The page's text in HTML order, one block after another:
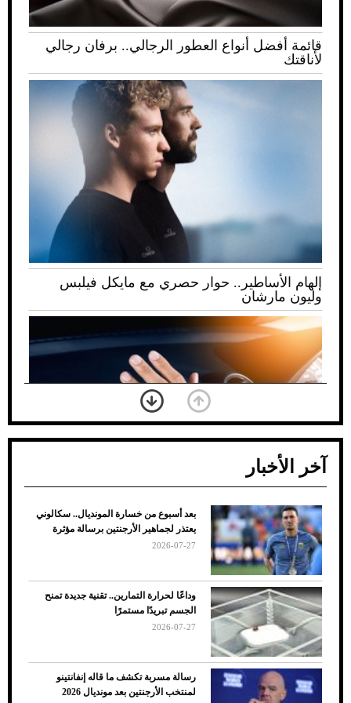
قائمة أفضل أنواع العطور الرجالي.. برفان رجالي
لأناقتك
إلهام الأساطير.. حوار حصري مع مايكل فيلبس
وليون مارشان
ضعف تبريد مكيف السيارة عند الوقوف.. أشهر
الأسباب والحلول
آخر الأخبار
بعد أسبوع من خسارة المونديال.. سكالوني
يعتذر لجماهير الأرجنتين برسالة مؤثرة
2026-07-27
وداعًا لحرارة التمارين.. تقنية جديدة تمنح
الجسم تبريدًا مستمرًا
2026-07-27
رسالة مسربة تكشف ما قاله إنفانتينو
لمنتخب الأرجنتين بعد مونديال 2026